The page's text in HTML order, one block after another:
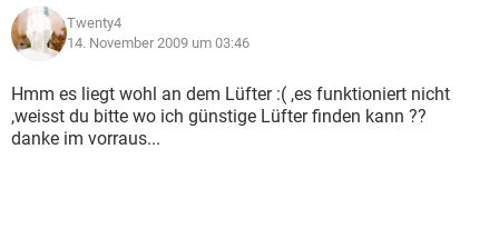
Twenty4
14. November 2009 um 03:46
Hmm es liegt wohl an dem Lüfter :( ,es funktioniert nicht
,weisst du bitte wo ich günstige Lüfter finden kann ??
danke im vorraus...